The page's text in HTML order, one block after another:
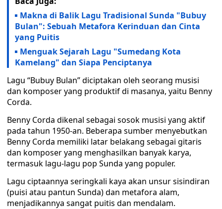
Makna di Balik Lagu Tradisional Sunda "Bubuy
Bulan": Sebuah Metafora Kerinduan dan Cinta
yang Puitis
Menguak Sejarah Lagu "Sumedang Kota
Kamelang" dan Siapa Penciptanya
Lagu “Bubuy Bulan” diciptakan oleh seorang musisi
dan komposer yang produktif di masanya, yaitu Benny
Corda.
Benny Corda dikenal sebagai sosok musisi yang aktif
pada tahun 1950-an. Beberapa sumber menyebutkan
Benny Corda memiliki latar belakang sebagai gitaris
dan komposer yang menghasilkan banyak karya,
termasuk lagu-lagu pop Sunda yang populer.
Lagu ciptaannya seringkali kaya akan unsur sisindiran
(puisi atau pantun Sunda) dan metafora alam,
menjadikannya sangat puitis dan mendalam.